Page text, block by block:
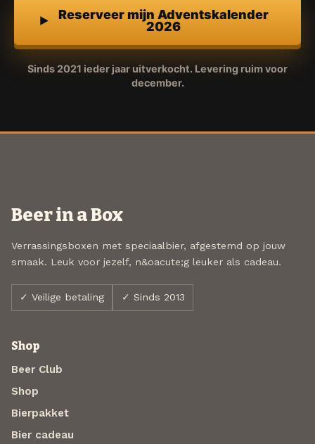
Reserveer mijn Adventskalender
2026
Sinds 2021 ieder jaar uitverkocht. Levering ruim voor
december.
Beer in a Box
Verrassingsboxen met speciaalbier, afgestemd op jouw
smaak. Leuk voor jezelf, n&oacute;g leuker als cadeau.
✓ Veilige betaling ✓ Sinds 2013
Shop
Beer Club
Shop
Bierpakket
Bier cadeau